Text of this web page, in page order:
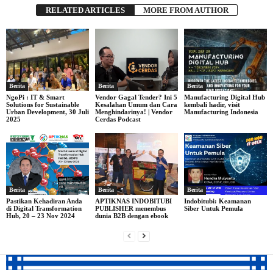
RELATED ARTICLES MORE FROM AUTHOR
Berita
NgoPi : IT & Smart
Solutions for Sustainable
Urban Development, 30 Juli
2025
Berita
Vendor Gagal Tender? Ini 5
Kesalahan Umum dan Cara
Menghindarinya! | Vendor
Cerdas Podcast
Berita
Manufacturing Digital Hub
kembali hadir, visit
Manufacturing Indonesia
Berita
Pastikan Kehadiran Anda
di Digital Transformation
Hub, 20 – 23 Nov 2024
Berita
APTIKNAS INDOBITUBI
PUBLISHER menembus
dunia B2B dengan ebook
Berita
Indobitubi: Keamanan
Siber Untuk Pemula